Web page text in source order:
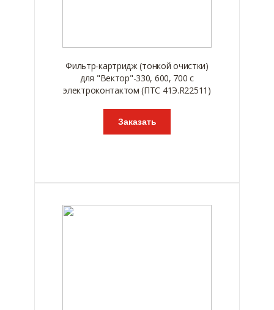
Фильтр-картридж (тонкой очистки)
для "Вектор"-330, 600, 700 с
электроконтактом (ПТС 41Э.R22511)
Заказать